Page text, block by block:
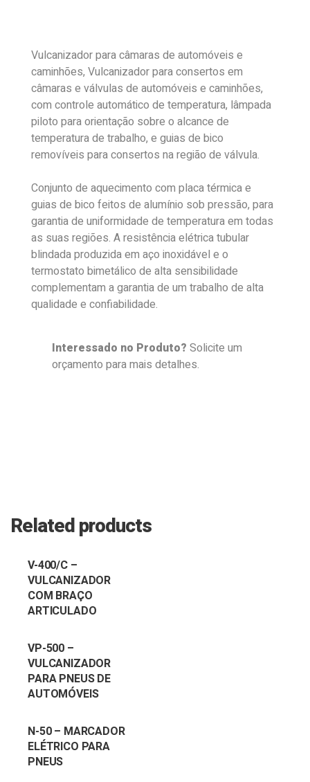
Vulcanizador para câmaras de automóveis e
caminhões, Vulcanizador para consertos em
câmaras e válvulas de automóveis e caminhões,
com controle automático de temperatura, lâmpada
piloto para orientação sobre o alcance de
temperatura de trabalho, e guias de bico
removíveis para consertos na região de válvula.
Conjunto de aquecimento com placa térmica e
guias de bico feitos de alumínio sob pressão, para
garantia de uniformidade de temperatura em todas
as suas regiões. A resistência elétrica tubular
blindada produzida em aço inoxidável e o
termostato bimetálico de alta sensibilidade
complementam a garantia de um trabalho de alta
qualidade e confiabilidade.
Interessado no Produto? Solicite um
orçamento para mais detalhes.
Related products
V-400/C –
VULCANIZADOR
COM BRAÇO
ARTICULADO
VP-500 –
VULCANIZADOR
PARA PNEUS DE
AUTOMÓVEIS
N-50 – MARCADOR
ELÉTRICO PARA
PNEUS